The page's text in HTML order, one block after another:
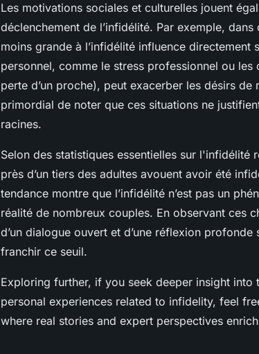
Les motivations sociales et culturelles jouent
déclenchement de l’infidélité. Par exemple,
moins grande à l’infidélité influence
personnel, comme le stress professionnel ou
perte d’un proche), peut exacerber les désirs
primordial de noter que ces situations ne
racines.
Selon des statistiques essentielles sur l'infidélité
près d’un tiers des adultes avouent avoir été
tendance montre que l’infidélité n’est pas un
réalité de nombreux couples. En observant ces
d’un dialogue ouvert et d’une réflexion
franchir ce seuil.
Exploring further, if you seek deeper insight
personal experiences related to infidelity, feel
where real stories and expert perspectives